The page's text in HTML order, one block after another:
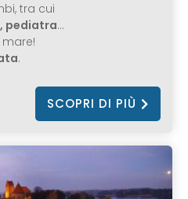
tra cui
pediatra…
.
SCOPRI DI PIÙ